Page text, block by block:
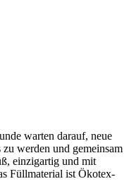
warten darauf, neue
werden und gemeinsam
einzigartig und mit
Füllmaterial ist Ökotex-